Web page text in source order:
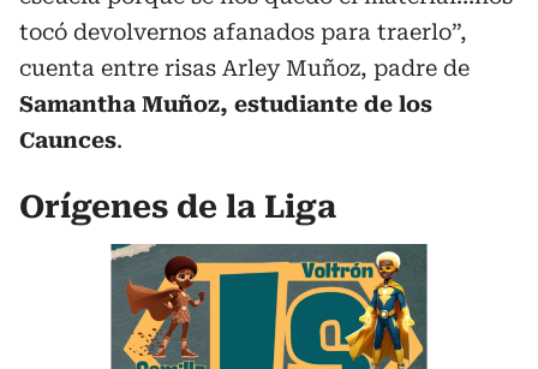
tocó devolvernos afanados para traerlo”,
cuenta entre risas Arley Muñoz, padre de
Samantha Muñoz, estudiante de los
Caunces.
Orígenes de la Liga